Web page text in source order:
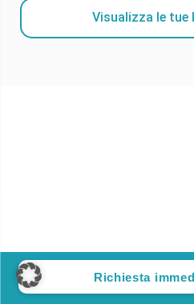
Richiesta
Visualizza le tue